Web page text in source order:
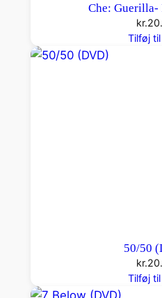
Che: Guerilla-
kr.
Tilføj
50/50
kr.
Tilføj